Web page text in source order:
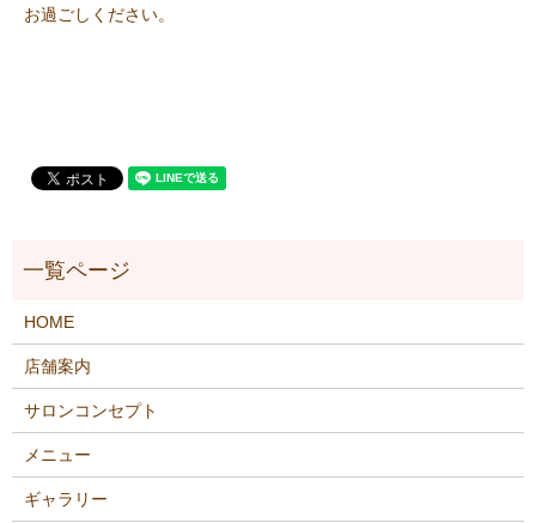
お過ごしください。
HOME
店舗案内
サロンコンセプト
メニュー
ギャラリー